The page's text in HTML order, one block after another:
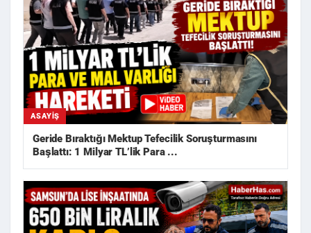
ASAYIŞ
Geride Bıraktığı Mektup Tefecilik Soruşturmasını
Başlattı: 1 Milyar TL’lik Para ...